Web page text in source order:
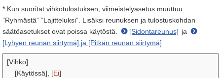
* Kun suoritat vihkotulostuksen, viimeistelyasetus muuttuu
”Ryhmästä” ”Lajitteluksi”. Lisäksi reunuksen ja tulostuskohdan
säätöasetukset ovat poissa käytöstä.
[Sidontareunus] ja
[Lyhyen reunan siirtymä] ja [Pitkän reunan siirtymä]
[Vihko]
[Käytössä], [Ei]